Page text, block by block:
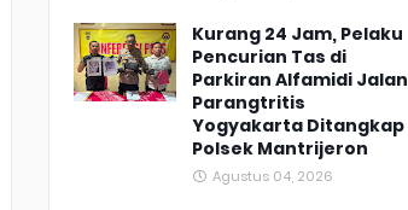
Kurang 24 Jam, Pelaku
Pencurian Tas di
Parkiran Alfamidi Jalan
Parangtritis
Yogyakarta Ditangkap
Polsek Mantrijeron
Agustus 04, 2026